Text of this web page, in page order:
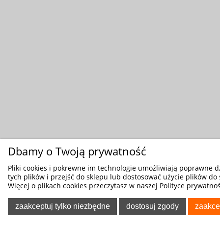
Dbamy o Twoją prywatność
Pliki cookies i pokrewne im technologie umożliwiają poprawne
tych plików i przejść do sklepu lub dostosować użycie plików
Więcej o plikach cookies przeczytasz w naszej Polityce
zaakceptuj tylko niezbędne dostosuj zgody